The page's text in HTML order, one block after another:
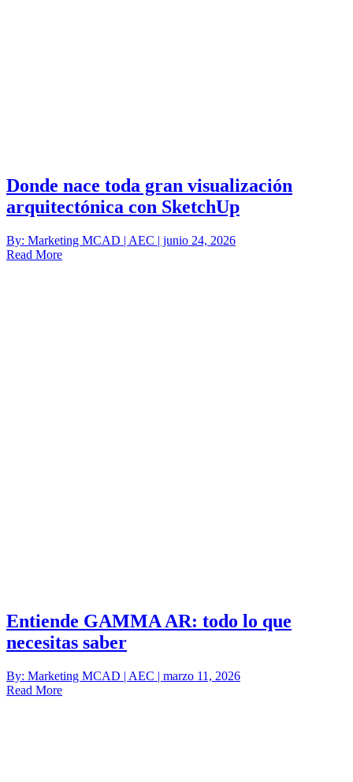
Donde nace toda gran visualización
arquitectónica con SketchUp
By: Marketing MCAD | AEC | junio 24, 2026
Read More
Entiende GAMMA AR: todo lo que
necesitas saber
By: Marketing MCAD | AEC | marzo 11, 2026
Read More